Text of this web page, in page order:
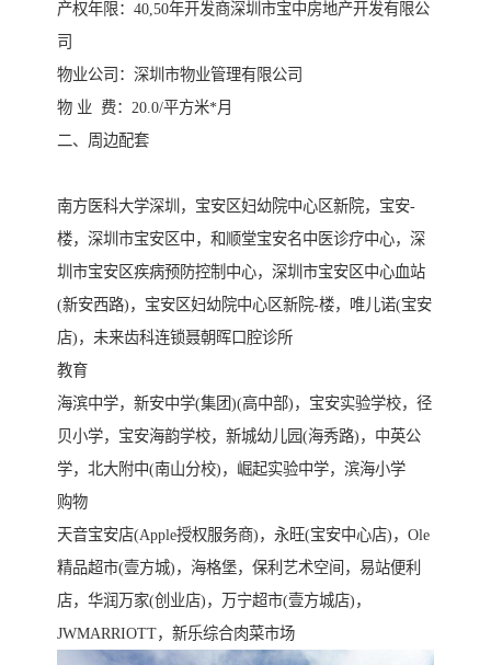
产权年限：40,50年开发商深圳市宝中房地产开发有限公
司
物业公司：深圳市物业管理有限公司
物 业 费：20.0/平方米*月
二、周边配套
南方医科大学深圳，宝安区妇幼院中心区新院，宝安-
楼，深圳市宝安区中，和顺堂宝安名中医诊疗中心，深
圳市宝安区疾病预防控制中心，深圳市宝安区中心血站
(新安西路)，宝安区妇幼院中心区新院-楼，唯儿诺(宝安
店)，未来齿科连锁聂朝晖口腔诊所
教育
海滨中学，新安中学(集团)(高中部)，宝安实验学校，径
贝小学，宝安海韵学校，新城幼儿园(海秀路)，中英公
学，北大附中(南山分校)，崛起实验中学，滨海小学
购物
天音宝安店(Apple授权服务商)，永旺(宝安中心店)，Ole
精品超市(壹方城)，海格堡，保利艺术空间，易站便利
店，华润万家(创业店)，万宁超市(壹方城店)，
JWMARRIOTT，新乐综合肉菜市场